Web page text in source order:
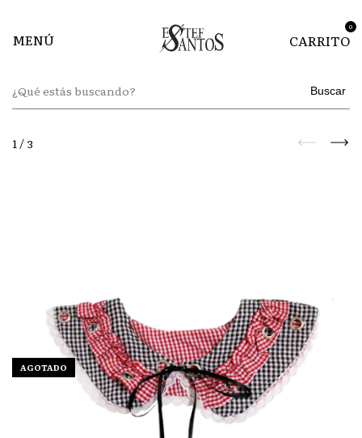
MENÚ CARRITO
0
Buscar
1/ 3
AGOTADO